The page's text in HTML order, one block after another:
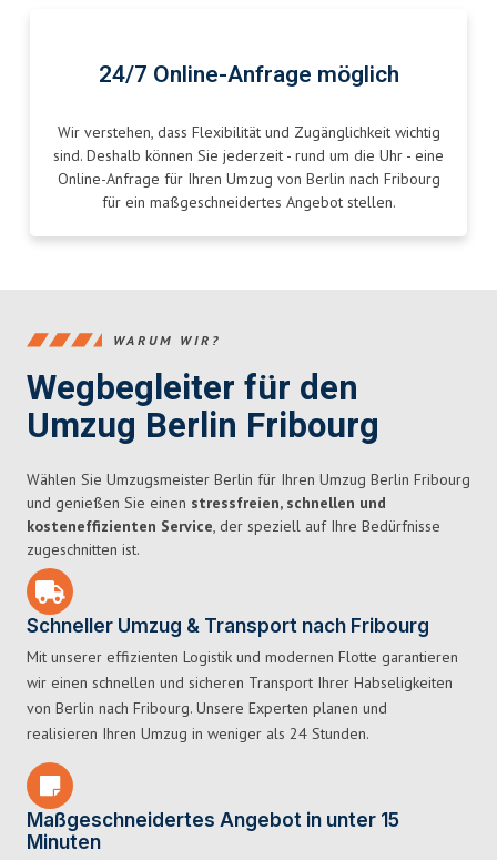
24/7 Online-Anfrage möglich
Wir verstehen, dass Flexibilität und Zugänglichkeit wichtig
sind. Deshalb können Sie jederzeit - rund um die Uhr - eine
Online-Anfrage für Ihren Umzug von Berlin nach Fribourg
für ein maßgeschneidertes Angebot stellen.
WARUM WIR?
Wegbegleiter für den
Umzug Berlin Fribourg
Wählen Sie Umzugsmeister Berlin für Ihren Umzug Berlin Fribourg
und genießen Sie einen stressfreien, schnellen und
kosteneffizienten Service, der speziell auf Ihre Bedürfnisse
zugeschnitten ist.
Schneller Umzug & Transport nach Fribourg
Mit unserer effizienten Logistik und modernen Flotte garantieren
wir einen schnellen und sicheren Transport Ihrer Habseligkeiten
von Berlin nach Fribourg. Unsere Experten planen und
realisieren Ihren Umzug in weniger als 24 Stunden.
Maßgeschneidertes Angebot in unter 15
Minuten